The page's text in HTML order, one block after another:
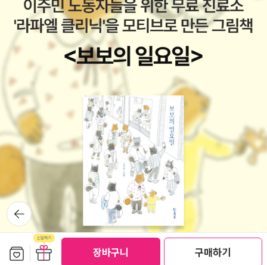
장바구니 구매하기
뒤로가
기